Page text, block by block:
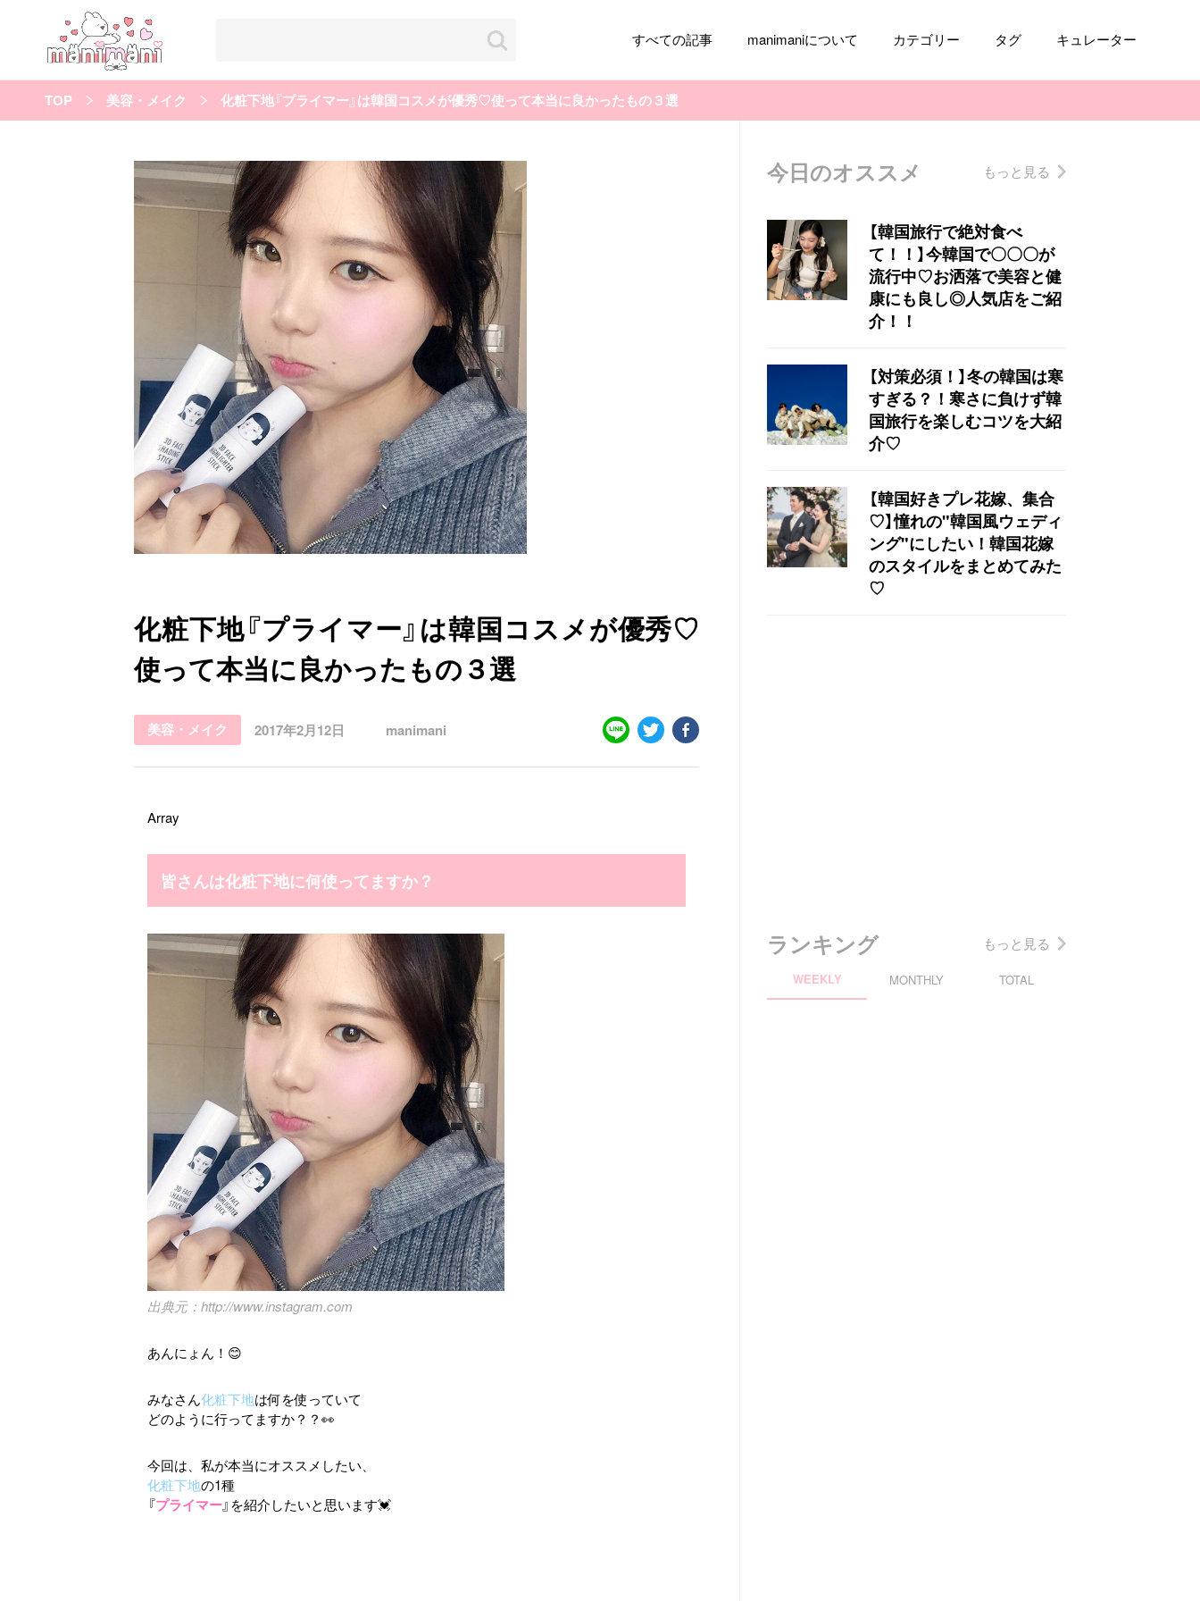
すべての記事 manimaniについて カテゴリー タグ キュレーター
プライバシーポリシー
お問い合わせ
オルチャン 韓国コスメ 韓国旅行 韓国ファッション
オルチャンメイク アイドル 韓国ドラマ
TOP 美容・メイク 化粧下地『プライマー』は韓国コスメが優秀♡使って本当に良かったもの３選
化粧下地『プライマー』は韓国コスメが優秀♡
使って本当に良かったもの３選
美容・メイク 2017年2月12日 manimani
Array
皆さんは化粧下地に何使ってますか？
http://www.instagram.com
あんにょん！😊
みなさん化粧下地は何を使っていて
どのように行ってますか？？👀
今回は、私が本当にオススメしたい、
化粧下地の1種
『プライマー』を紹介したいと思います💓
今日のオススメ もっと見る
【韓国旅行で絶対食べ
て！！】今韓国で〇〇〇が
流行中♡お洒落で美容と健
康にも良し◎人気店をご紹
介！！
【対策必須！】冬の韓国は寒
すぎる？！寒さに負けず韓
国旅行を楽しむコツを大紹
介♡
【韓国好きプレ花嫁、集合
♡】憧れの"韓国風ウェディ
ング"にしたい！韓国花嫁
のスタイルをまとめてみた
♡
ランキング もっと見る
WEEKLY MONTHLY TOTAL